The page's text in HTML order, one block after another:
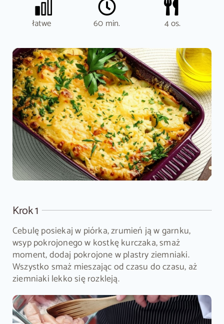
łatwe 60 min. 4 os.
Krok 1
Cebulę posiekaj w piórka, zrumień ją w garnku,
wsyp pokrojonego w kostkę kurczaka, smaż
moment, dodaj pokrojone w plastry ziemniaki.
Wszystko smaż mieszając od czasu do czasu, aż
ziemniaki lekko się rozkleją.